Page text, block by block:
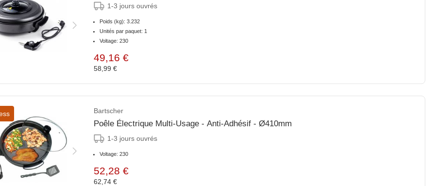
1-3 jours ouvrés
Poids (kg): 3.232
Unités par paquet: 1
Voltage: 230
49,16 €
58,99 €
Bartscher
Poêle Électrique Multi-Usage - Anti-Adhésif - Ø410mm
1-3 jours ouvrés
Voltage: 230
52,28 €
62,74 €